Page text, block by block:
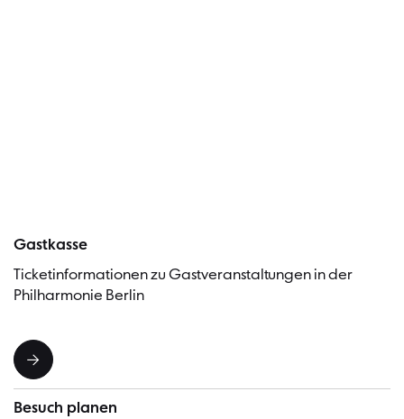
Gastkasse
Ticketinformationen zu Gastveranstaltungen in der
Philharmonie Berlin
Besuch planen